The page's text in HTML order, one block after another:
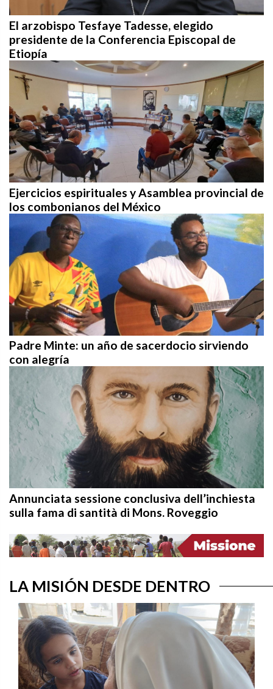
El arzobispo Tesfaye Tadesse, elegido
presidente de la Conferencia Episcopal de
Etiopía
Ejercicios espirituales y Asamblea provincial de
los combonianos del México
Padre Minte: un año de sacerdocio sirviendo
con alegría
Annunciata sessione conclusiva dell’inchiesta
sulla fama di santità di Mons. Roveggio
LA MISIÓN DESDE DENTRO